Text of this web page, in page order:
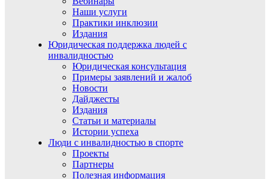
Наши услуги
Практики инклюзии
Издания
Юридическая поддержка людей с
инвалидностью
Юридическая консультация
Примеры заявлений и жалоб
Новости
Дайджесты
Издания
Статьи и материалы
Истории успеха
Люди с инвалидностью в спорте
Проекты
Партнеры
Полезная информация